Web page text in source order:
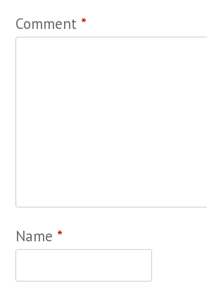
Comment *
Name *